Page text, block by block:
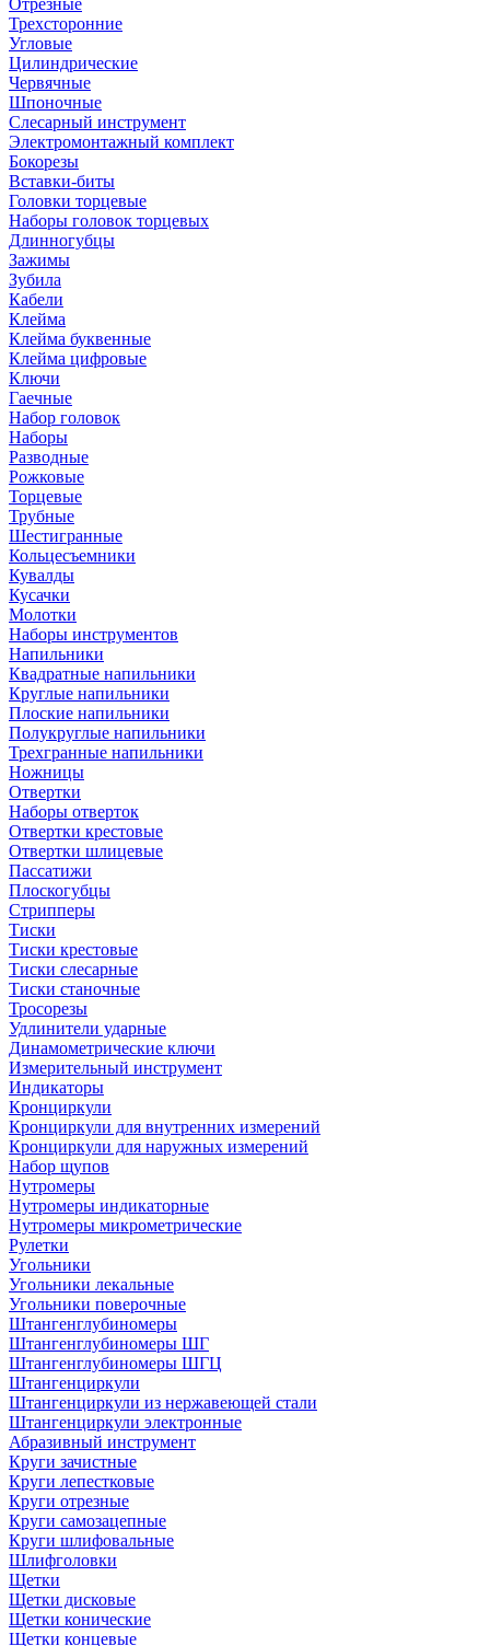
Отрезные
Трехсторонние
Угловые
Цилиндрические
Червячные
Шпоночные
Слесарный инструмент
Электромонтажный комплект
Бокорезы
Вставки-биты
Головки торцевые
Наборы головок торцевых
Длинногубцы
Зажимы
Зубила
Кабели
Клейма
Клейма буквенные
Клейма цифровые
Ключи
Гаечные
Набор головок
Наборы
Разводные
Рожковые
Торцевые
Трубные
Шестигранные
Кольцесъемники
Кувалды
Кусачки
Молотки
Наборы инструментов
Напильники
Квадратные напильники
Круглые напильники
Плоские напильники
Полукруглые напильники
Трехгранные напильники
Ножницы
Отвертки
Наборы отверток
Отвертки крестовые
Отвертки шлицевые
Пассатижи
Плоскогубцы
Стрипперы
Тиски
Тиски крестовые
Тиски слесарные
Тиски станочные
Тросорезы
Удлинители ударные
Динамометрические ключи
Измерительный инструмент
Индикаторы
Кронциркули
Кронциркули для внутренних измерений
Кронциркули для наружных измерений
Набор щупов
Нутромеры
Нутромеры индикаторные
Нутромеры микрометрические
Рулетки
Угольники
Угольники лекальные
Угольники поверочные
Штангенглубиномеры
Штангенглубиномеры ШГ
Штангенглубиномеры ШГЦ
Штангенциркули
Штангенциркули из нержавеющей стали
Штангенциркули электронные
Абразивный инструмент
Круги зачистные
Круги лепестковые
Круги отрезные
Круги самозацепные
Круги шлифовальные
Шлифголовки
Щетки
Щетки дисковые
Щетки конические
Щетки концевые